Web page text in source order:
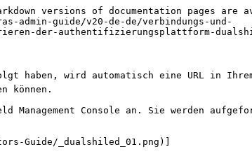
versions of documentation pages are
guide/v20-de-de/verbindungs-und-
der-authentifizierungsplattform-
haben, wird automatisch eine URL in
können.
Management Console an. Sie werden
Guide/_dualshiled_01.png)]